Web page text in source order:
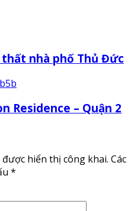
nhà phố Thủ Đức
Residence – Quận 2
hiển thị công khai. Các
*